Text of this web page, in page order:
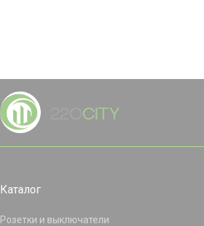
Каталог
Розетки и выключатели